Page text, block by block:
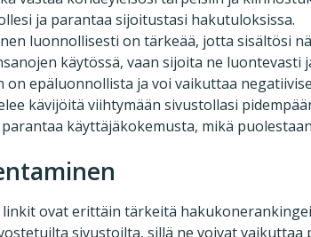
ja parantaa sijoitustasi hakutuloksissa.
luonnollisesti on tärkeää, jotta sisältösi
käytössä, vaan sijoita ne luontevasti
on epäluonnollista ja voi vaikuttaa
kävijöitä viihtymään sivustollasi
käyttäjäkokemusta, mikä
ovat erittäin tärkeitä
sivustoilta, sillä ne voivat vaikuttaa